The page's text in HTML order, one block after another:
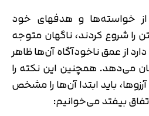
بسیاری از افراد اطلاعی از خواسته‌ها و هدف‎های خود
را شروع کردند، ناگهان متوجه
از عمق ناخودآگاه آن‌ها ظاهر
همچنین این نکته را
باید ابتدا آن‌ها را مشخص
بیفتد می‌خوانیم: